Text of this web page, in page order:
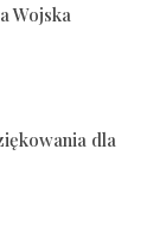
Wojska
dla